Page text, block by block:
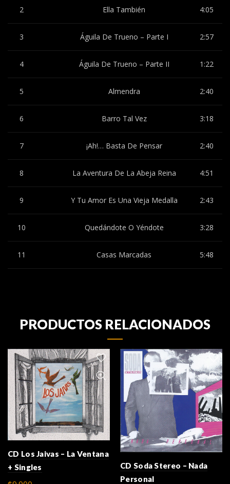
2 Ella También 4:05
3 Águila De Trueno – Parte I 2:57
4 Águila De Trueno – Parte II 1:22
5 Almendra 2:40
6 Barro Tal Vez 3:18
7 ¡Ah!… Basta De Pensar 2:40
8 La Aventura De La Abeja Reina 4:51
9 Y Tu Amor Es Una Vieja Medalla 2:43
10 Quedándote O Yéndote 3:28
11 Casas Marcadas 5:48
PRODUCTOS RELACIONADOS
CD Los Jaivas – La Ventana
+ Singles
CD Soda Stereo – Nada
Personal